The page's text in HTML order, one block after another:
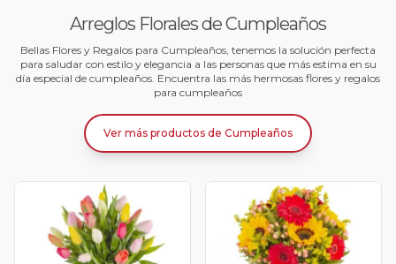
Arreglos Florales de Cumpleaños
Bellas Flores y Regalos para Cumpleaños, tenemos la solución perfecta
para saludar con estilo y elegancia a las personas que más estima en su
día especial de cumpleaños. Encuentra las más hermosas flores y regalos
para cumpleaños
Ver más productos de Cumpleaños